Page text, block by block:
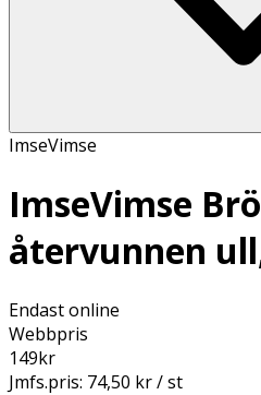
ImseVimse
ImseVimse
återvunnen
Endast online
Webbpris
149kr
Jmfs.pris: 74,50 kr / st